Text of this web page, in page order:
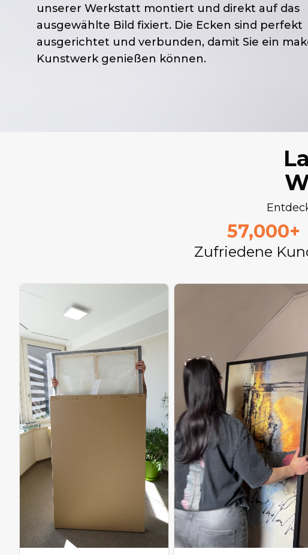
unserer Werkstatt montiert und direkt auf das
ausgewählte Bild fixiert. Die Ecken sind perfekt
ausgerichtet und verbunden, damit Sie ein
Kunstwerk genießen können.
57,000+
Zufriedene